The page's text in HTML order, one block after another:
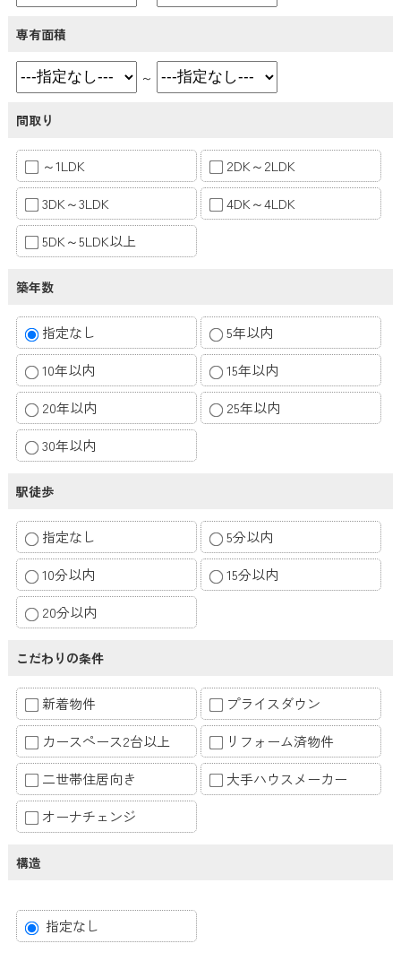
専有面積
～
間取り
～1LDK
2DK～2LDK
3DK～3LDK
4DK～4LDK
5DK～5LDK以上
築年数
指定なし
5年以内
10年以内
15年以内
20年以内
25年以内
30年以内
駅徒歩
指定なし
5分以内
10分以内
15分以内
20分以内
こだわりの条件
新着物件
プライスダウン
カースペース2台以上
リフォーム済物件
二世帯住居向き
大手ハウスメーカー
オーナチェンジ
構造
指定なし